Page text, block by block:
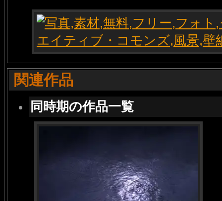
関連作品
同時期の作品一覧